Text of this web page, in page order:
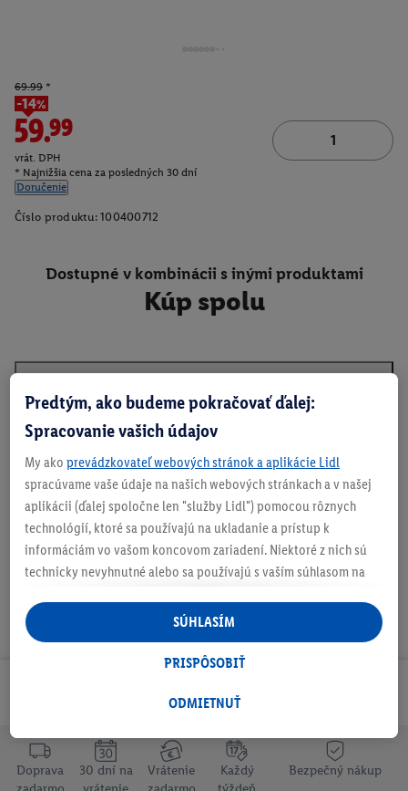
69.99 *
-14%
59.99
vrát. DPH
* Najnižšia cena za posledných 30 dní
Doručenie
Číslo produktu: 100400712
Dostupné v kombinácii s inými produktami
Kúp spolu
O produkte
Na stiahnutie
Odoberaj Newsletter!
Doprava
30 dní na
Vrátenie
Každý
Bezpečný nákup
Predtým, ako budeme pokračovať ďalej:
Spracovanie vašich údajov
My ako prevádzkovateľ webových stránok a aplikácie Lidl
spracúvame vaše údaje na našich webových stránkach a v našej
aplikácii (ďalej spoločne len "služby Lidl") pomocou rôznych
technológií, ktoré sa používajú na ukladanie a prístup k
informáciám vo vašom koncovom zariadení. Niektoré z nich sú
technicky nevyhnutné alebo sa používajú s vaším súhlasom na
personalizovanú reklamu v rámci služieb Lidl aj mimo nich. Ak
ste účastníkom programu Lidl Plus, na tieto účely sa spracúvajú
aj údaje z vášho nákupného správania v obchode.
následne si vytvoríte účet Lidl Plus alebo sa prihlásite do svojho
tiež vytvoriť špeciálny online identifikátor z e-mailovej adresy,
ktorú tam uvediete, aby sme vás mohli rozpoznať v službách
ODMIETNUŤ
PRISPÔSOBIŤ
SÚHLASÍM